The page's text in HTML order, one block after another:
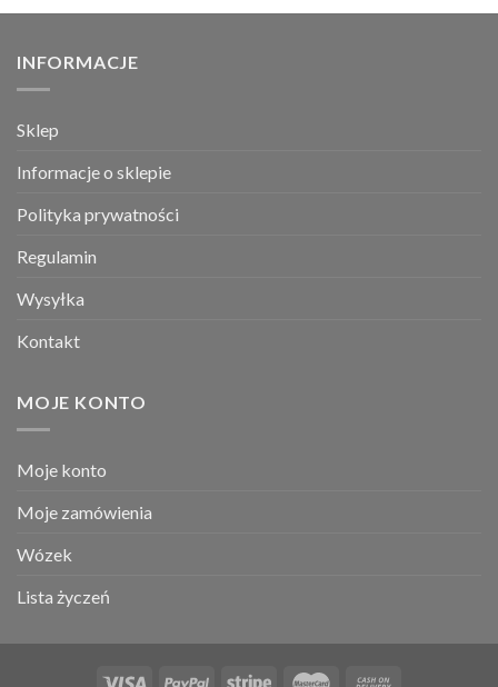
INFORMACJE
Sklep
Informacje o sklepie
Polityka prywatności
Regulamin
Wysyłka
Kontakt
MOJE KONTO
Moje konto
Moje zamówienia
Wózek
Lista życzeń